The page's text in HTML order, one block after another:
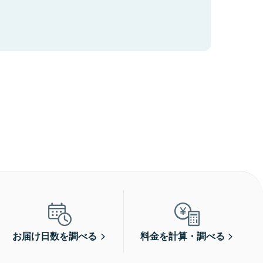
お届け日数を調べる 料金を計算・調べる